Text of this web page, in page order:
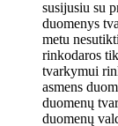
susijusiu su
duomenys
metu
rinkodaros
tvarkymui
asmens
duomenų
duomenų